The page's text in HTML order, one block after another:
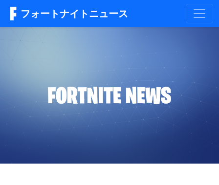
フォートナイトニュース